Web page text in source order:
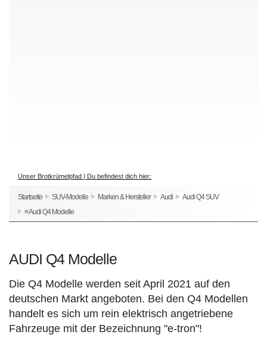
Unser Brotkrümelpfad | Du befindest dich hier:
Startseite SUV-Modelle Marken & Hersteller Audi
Audi Q4 SUV
≡ Audi Q4 Modelle
AUDI Q4 Modelle
Die Q4 Modelle werden seit April 2021 auf den
deutschen Markt angeboten. Bei den Q4 Modellen
handelt es sich um rein elektrisch angetriebene
Fahrzeuge mit der Bezeichnung "e-tron"!